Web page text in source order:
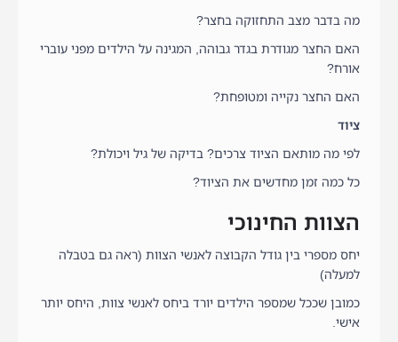
מה בדבר מצב התחזוקה בחצר?
האם החצר מגודרת בגדר גבוהה, המגינה על הילדים מפני עוברי
אורח?
האם החצר נקייה ומטופחת?
ציוד
לפי מה מותאם הציוד צרכים? בדיקה של גיל ויכולת?
כל כמה זמן מחדשים את הציוד?
הצוות החינוכי
יחס מספרי בין גודל הקבוצה לאנשי הצוות (ראה גם בטבלה
למעלה)
כמובן שככל שמספר הילדים יורד ביחס לאנשי צוות, היחס יותר
אישי.